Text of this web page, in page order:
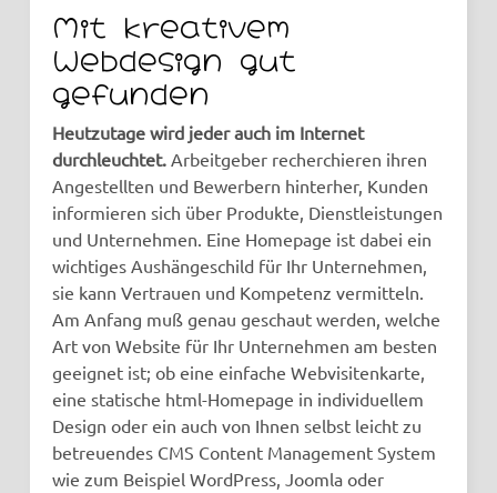
Mit kreativem
Webdesign gut
gefunden
Heutzutage wird jeder auch im Internet
durchleuchtet. Arbeitgeber recherchieren ihren
Angestellten und Bewerbern hinterher, Kunden
informieren sich über Produkte, Dienstleistungen
und Unternehmen. Eine Homepage ist dabei ein
wichtiges Aushängeschild für Ihr Unternehmen,
sie kann Vertrauen und Kompetenz vermitteln.
Am Anfang muß genau geschaut werden, welche
Art von Website für Ihr Unternehmen am besten
geeignet ist; ob eine einfache Webvisitenkarte,
eine statische html-Homepage in individuellem
Design oder ein auch von Ihnen selbst leicht zu
betreuendes CMS Content Management System
wie zum Beispiel WordPress, Joomla oder